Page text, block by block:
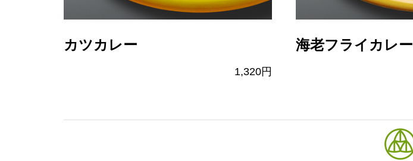
カツカレー
1,320円
海老フライカレー